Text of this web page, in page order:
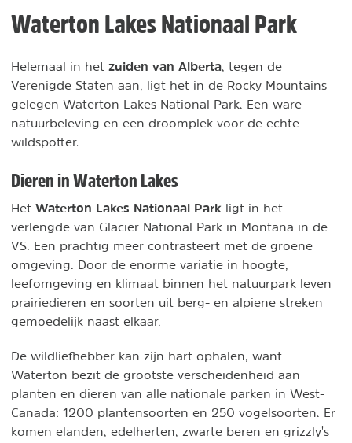
Waterton Lakes Nationaal Park
Helemaal in het zuiden van Alberta , tegen de
Verenigde Staten aan, ligt het in de Rocky Mountains
gelegen Waterton Lakes National Park. Een ware
natuurbeleving en een droomplek voor de echte
wildspotter.
Dieren in Waterton Lakes
Het Waterton Lakes Nationaal Park ligt in het
verlengde van Glacier National Park in Montana in de
VS. Een prachtig meer contrasteert met de groene
omgeving. Door de enorme variatie in hoogte,
leefomgeving en klimaat binnen het natuurpark leven
prairiedieren en soorten uit berg- en alpiene streken
gemoedelijk naast elkaar.
De wildliefhebber kan zijn hart ophalen, want
Waterton bezit de grootste verscheidenheid aan
planten en dieren van alle nationale parken in West-
Canada: 1200 plantensoorten en 250 vogelsoorten. Er
komen elanden, edelherten, zwarte beren en grizzly's